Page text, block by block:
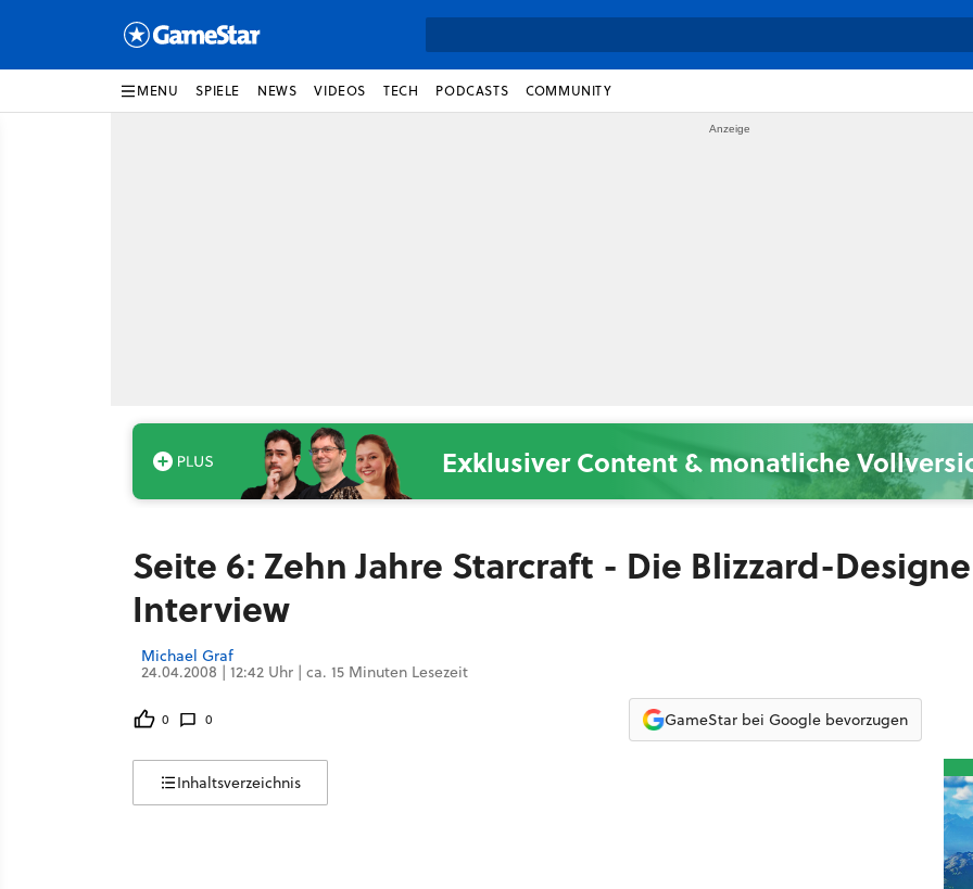
MENU SPIELE NEWS VIDEOS TECH PODCASTS COMMUNITY
Exklusiver Content & monatliche
Seite 6: Zehn Jahre Starcraft - Die Blizzard-
Interview
Michael Graf
24.04.2008 | 12:42 Uhr | ca. 15 Minuten Lesezeit
0 0 GameStar bei Google bevorzugen
Inhaltsverzeichnis